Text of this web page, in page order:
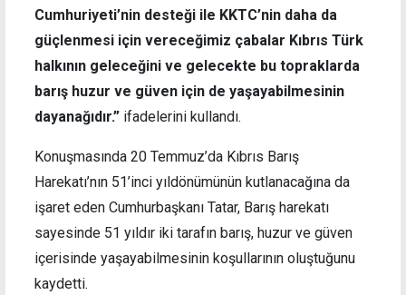
Cumhuriyeti’nin desteği ile KKTC’nin daha da
güçlenmesi için vereceğimiz çabalar Kıbrıs Türk
halkının geleceğini ve gelecekte bu topraklarda
barış huzur ve güven için de yaşayabilmesinin
dayanağıdır.” ifadelerini kullandı.
Konuşmasında 20 Temmuz’da Kıbrıs Barış
Harekatı’nın 51’inci yıldönümünün kutlanacağına da
işaret eden Cumhurbaşkanı Tatar, Barış harekatı
sayesinde 51 yıldır iki tarafın barış, huzur ve güven
içerisinde yaşayabilmesinin koşullarının oluştuğunu
kaydetti.